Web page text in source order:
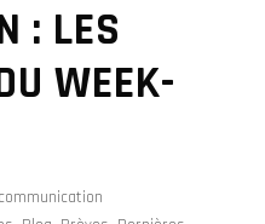
: LES
WEEK-